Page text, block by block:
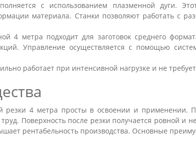
с использованием плазменной дуги.
материала. Станки позволяют работать с
4 метра подходит для заготовок среднего
Управление осуществляется с помощью
работает при интенсивной нагрузке и не
резки 4 метра просты в освоении и применении.
Поверхность после резки получается ровной и
рентабельность производства. Основные